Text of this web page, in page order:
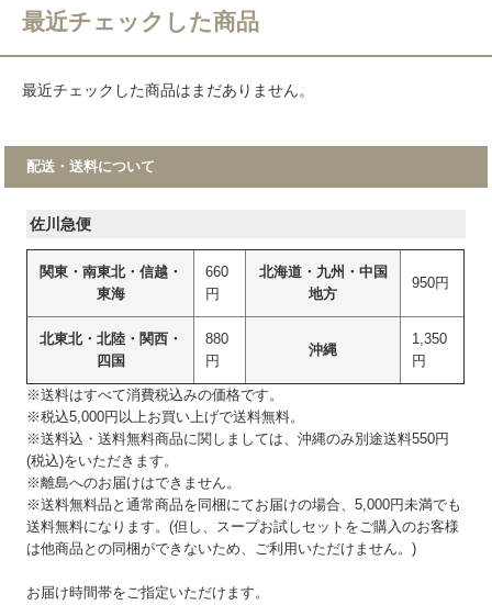
最近チェックした商品
最近チェックした商品はまだありません。
配送・送料について
佐川急便
関東・南東北・信越・
東海
660
円
北海道・九州・中国
地方
950円
北東北・北陸・関西・
四国
880
円
沖縄
1,350
円
※送料はすべて消費税込みの価格です。
※税込5,000円以上お買い上げで送料無料。
※送料込・送料無料商品に関しましては、沖縄のみ別途送料550円
(税込)をいただきます。
※離島へのお届けはできません。
※送料無料品と通常商品を同梱にてお届けの場合、5,000円未満でも
送料無料になります。(但し、スープお試しセットをご購入のお客様
は他商品との同梱ができないため、ご利用いただけません。)
お届け時間帯をご指定いただけます。